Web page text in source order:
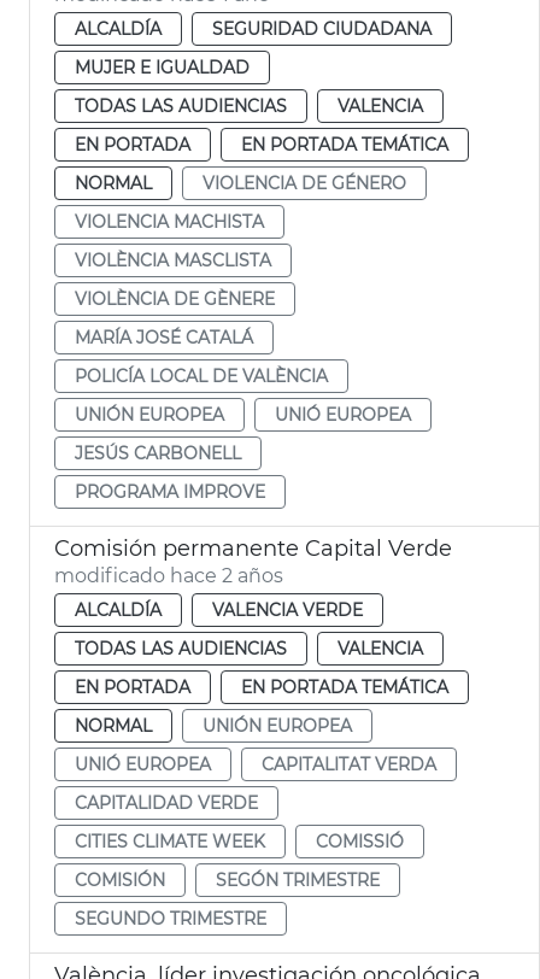
ALCALDÍA
SEGURIDAD CIUDADANA
MUJER E IGUALDAD
TODAS LAS AUDIENCIAS
VALENCIA
EN PORTADA
EN PORTADA TEMÁTICA
NORMAL
VIOLENCIA DE GÉNERO
VIOLENCIA MACHISTA
VIOLÈNCIA MASCLISTA
VIOLÈNCIA DE GÈNERE
MARÍA JOSÉ CATALÁ
POLICÍA LOCAL DE VALÈNCIA
UNIÓN EUROPEA
UNIÓ EUROPEA
JESÚS CARBONELL
PROGRAMA IMPROVE
Comisión permanente Capital Verde
modificado hace 2 años
ALCALDÍA
VALENCIA VERDE
TODAS LAS AUDIENCIAS
VALENCIA
EN PORTADA
EN PORTADA TEMÁTICA
NORMAL
UNIÓN EUROPEA
UNIÓ EUROPEA
CAPITALITAT VERDA
CAPITALIDAD VERDE
CITIES CLIMATE WEEK
COMISSIÓ
COMISIÓN
SEGÓN TRIMESTRE
SEGUNDO TRIMESTRE